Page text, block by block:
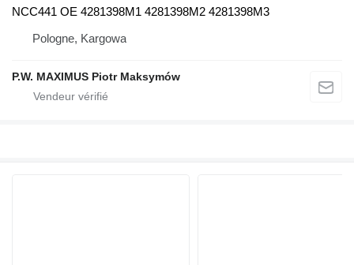
NCC441 OE 4281398M1 4281398M2 4281398M3
Pologne, Kargowa
P.W. MAXIMUS Piotr Maksymów